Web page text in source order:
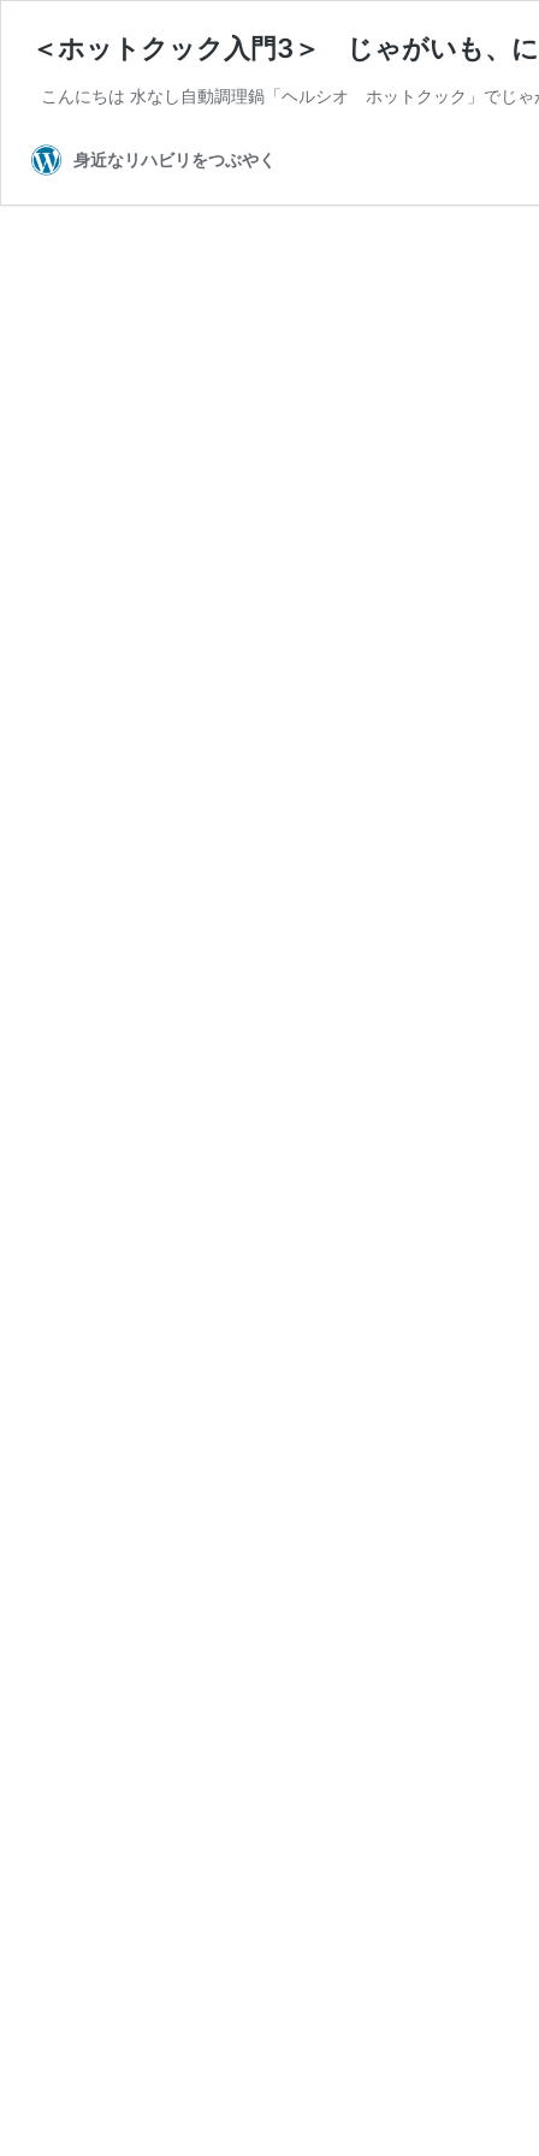
＜ホットクック入門3＞ じゃがいも、
こんにちは 水なし自動調理鍋「ヘルシオ ホットクック」でじ
身近なリハビリをつぶやく